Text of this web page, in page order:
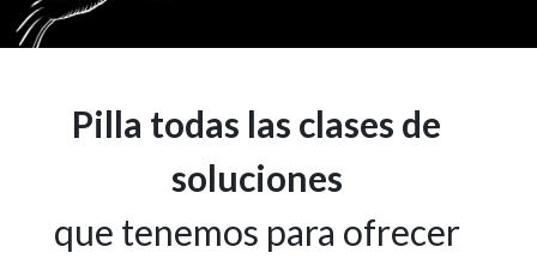
Pilla todas las clases de
soluciones
que tenemos para ofrecer